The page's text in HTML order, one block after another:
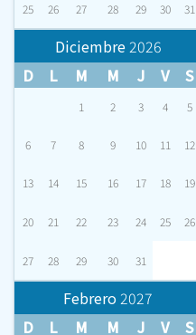
25 26 27 28 29 30 31
Diciembre2026
D
L M M J V S
1 2 3 4 5
6 7 8 9 10 11 12
13 14 15 16 17 18 19
20 21 22 23 24 25 26
27 28 29 30 31
Febrero2027
D
L M M J V S